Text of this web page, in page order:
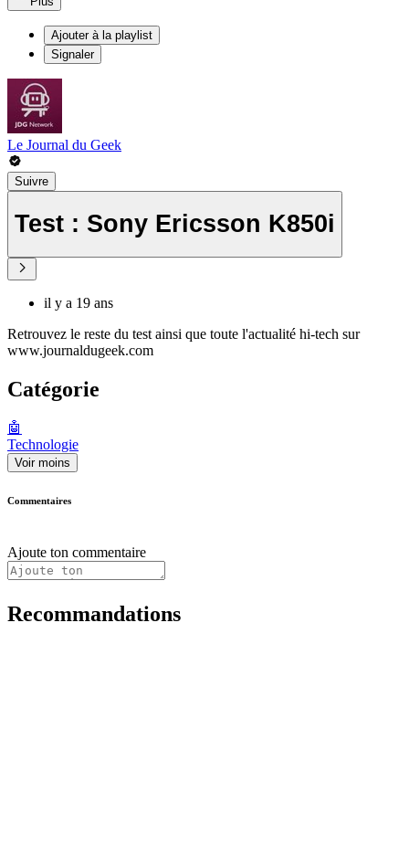
Ajouter à la playlist
Signaler
Le Journal du Geek
Suivre
Test : Sony Ericsson K850i
il y a 19 ans
Retrouvez le reste du test ainsi que toute l'actualité hi-tech sur
www.journaldugeek.com
Catégorie
🤖
Technologie
Voir moins
Commentaires
Ajoute ton commentaire
Recommandations